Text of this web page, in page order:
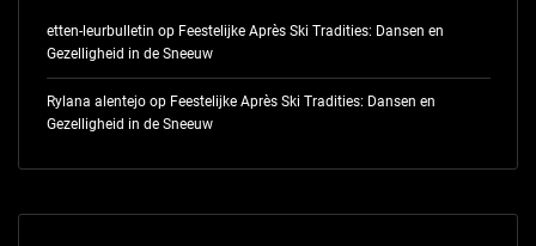
etten-leurbulletin op Feestelijke Après Ski Tradities: Dansen en
Gezelligheid in de Sneeuw
Rylana alentejoop Feestelijke Après Ski Tradities: Dansen en
Gezelligheid in de Sneeuw